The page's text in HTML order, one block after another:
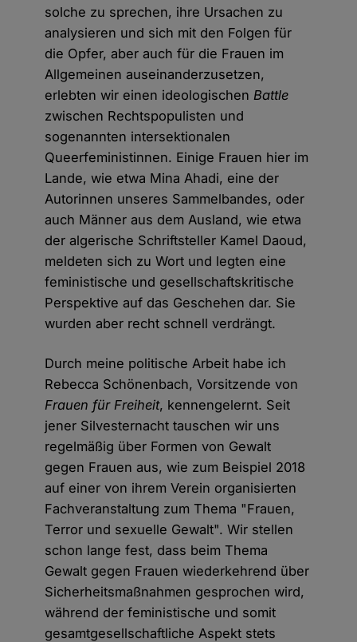
solche zu sprechen, ihre Ursachen zu
analysieren und sich mit den Folgen für
die Opfer, aber auch für die Frauen im
Allgemeinen auseinanderzusetzen,
erlebten wir einen ideologischen Battle
zwischen Rechtspopulisten und
sogenannten intersektionalen
Queerfeministinnen. Einige Frauen hier im
Lande, wie etwa Mina Ahadi, eine der
Autorinnen unseres Sammelbandes, oder
auch Männer aus dem Ausland, wie etwa
der algerische Schriftsteller Kamel Daoud,
meldeten sich zu Wort und legten eine
feministische und gesellschaftskritische
Perspektive auf das Geschehen dar. Sie
wurden aber recht schnell verdrängt.
Durch meine politische Arbeit habe ich
Rebecca Schönenbach, Vorsitzende von
Frauen für Freiheit, kennengelernt. Seit
jener Silvesternacht tauschen wir uns
regelmäßig über Formen von Gewalt
gegen Frauen aus, wie zum Beispiel 2018
auf einer von ihrem Verein organisierten
Fachveranstaltung zum Thema "Frauen,
Terror und sexuelle Gewalt". Wir stellen
schon lange fest, dass beim Thema
Gewalt gegen Frauen wiederkehrend über
Sicherheitsmaßnahmen gesprochen wird,
während der feministische und somit
gesamtgesellschaftliche Aspekt stets